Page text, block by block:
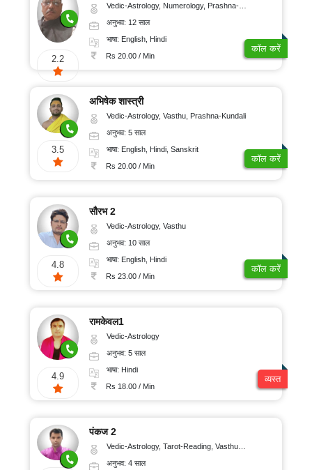
2.2
Vedic-Astrology, Numerology, Prashna-Kundali
अनुभव: 12 साल
भाषा: English, Hindi
Rs 20.00 / Min
कॉल करें
3.5
अभिषेक शास्त्री
Vedic-Astrology, Vasthu, Prashna-Kundali
अनुभव: 5 साल
भाषा: English, Hindi, Sanskrit
Rs 20.00 / Min
कॉल करें
4.8
सौरभ 2
Vedic-Astrology, Vasthu
अनुभव: 10 साल
भाषा: English, Hindi
Rs 23.00 / Min
कॉल करें
4.9
रामकेवल1
Vedic-Astrology
अनुभव: 5 साल
भाषा: Hindi
Rs 18.00 / Min
व्यस्त
पंकज 2
Vedic-Astrology, Tarot-Reading, Vasthu, Prashna-Kundali
अनुभव: 4 साल